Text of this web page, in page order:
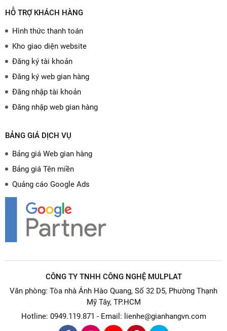
HỖ TRỢ KHÁCH HÀNG
Hình thức thanh toán
Kho giao diện website
Đăng ký tài khoản
Đăng ký web gian hàng
Đăng nhập tài khoản
Đăng nhập web gian hàng
BẢNG GIÁ DỊCH VỤ
Bảng giá Web gian hàng
Bảng giá Tên miền
Quảng cáo Google Ads
CÔNG TY TNHH CÔNG NGHỆ MULPLAT
Văn phòng: Tòa nhà Ánh Hào Quang, Số 32 D5, Phường Thạnh
Mỹ Tây, TP.HCM
Hotline: 0949.119.871 - Email: lienhe@gianhangvn.com